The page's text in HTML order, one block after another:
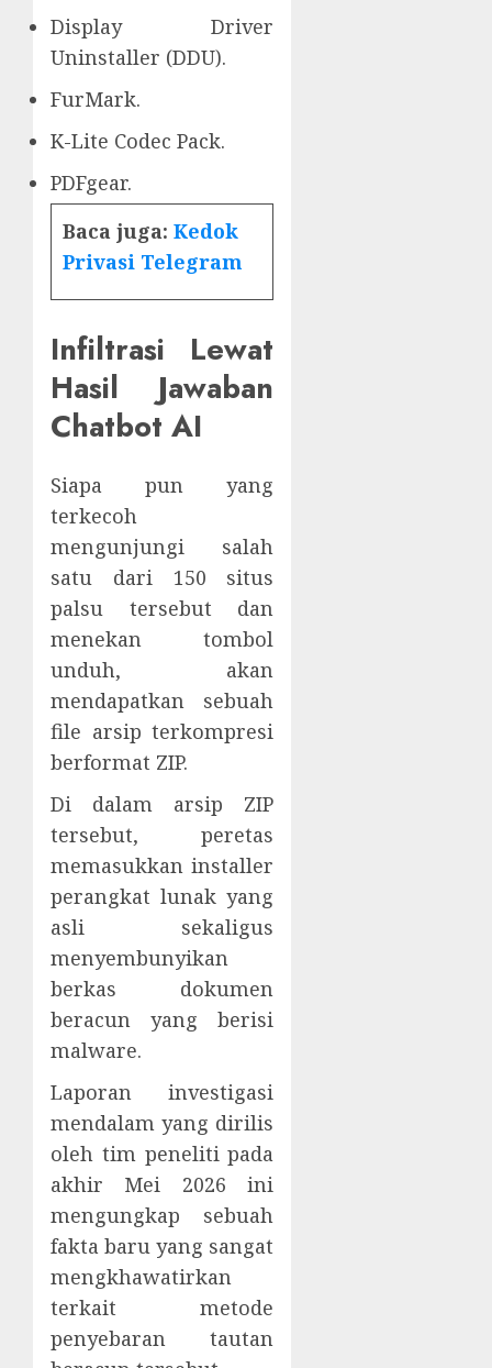
Display Driver
Uninstaller (DDU).
FurMark.
K-Lite Codec Pack.
PDFgear.
Baca juga: Kedok
Privasi Telegram
Infiltrasi Lewat
Hasil Jawaban
Chatbot AI
Siapa pun yang
terkecoh
mengunjungi salah
satu dari 150 situs
palsu tersebut dan
menekan tombol
unduh, akan
mendapatkan sebuah
file arsip terkompresi
berformat ZIP.
Di dalam arsip ZIP
tersebut, peretas
memasukkan installer
perangkat lunak yang
asli sekaligus
menyembunyikan
berkas dokumen
beracun yang berisi
malware.
Laporan investigasi
mendalam yang dirilis
oleh tim peneliti pada
akhir Mei 2026 ini
mengungkap sebuah
fakta baru yang sangat
mengkhawatirkan
terkait metode
penyebaran tautan